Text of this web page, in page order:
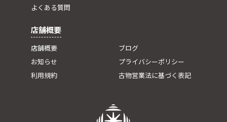
よくある質問
店舗概要
店舗概要
ブログ
お知らせ
プライバシーポリシー
利用規約
古物営業法に基づく表記